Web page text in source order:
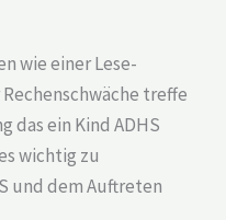
wie einer Lese-
treffe
das ein Kind ADHS
wichtig zu
und dem Auftreten